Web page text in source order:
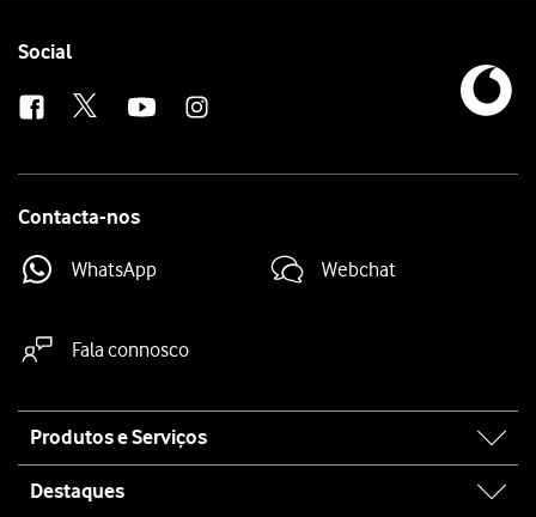
Follow
Social
Contacta-nos
WhatsApp Webchat
Fala connosco
map
Produtos e Serviços
Destaques